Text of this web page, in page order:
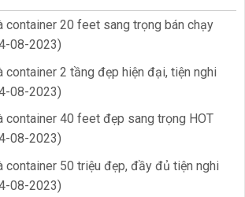
container 20 feet sang trọng bán chạy
08-2023)
container 2 tầng đẹp hiện đại, tiện nghi
08-2023)
container 40 feet đẹp sang trọng HOT
08-2023)
container 50 triệu đẹp, đầy đủ tiện nghi
08-2023)